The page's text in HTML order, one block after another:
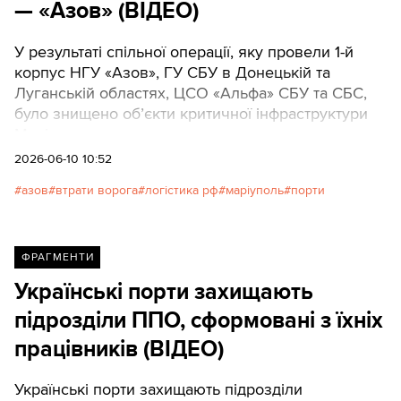
— «Азов» (ВІДЕО)
У результаті спільної операції, яку провели 1-й
корпус НГУ «Азов», ГУ СБУ в Донецькій та
Луганській областях, ЦСО «Альфа» СБУ та СБС,
було знищено об’єкти критичної інфраструктури
2026-06-10 10:52
азов втрати ворога логістика рф маріуполь порти
ФРАГМЕНТИ
Українські порти захищають
підрозділи ППО, сформовані з їхніх
працівників (ВІДЕО)
Українські порти захищають підрозділи